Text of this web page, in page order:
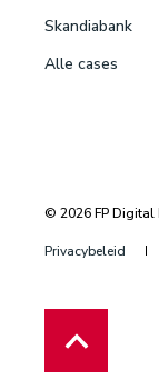
Skandiabank
Alle cases
© 2026 FP Digital
Privacybeleid